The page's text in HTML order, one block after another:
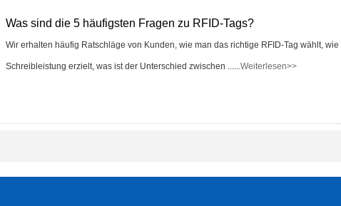
RFID-Tag / UHF-Tag
Was sind die 5 häufigsten Fragen zu RFID-Tags?
Wir erhalten häufig Ratschläge von Kunden, wie man das richtige RFID-Tag wählt,
Schreibleistung erzielt, was ist der Unterschied zwischen ......Weiterlesen>>